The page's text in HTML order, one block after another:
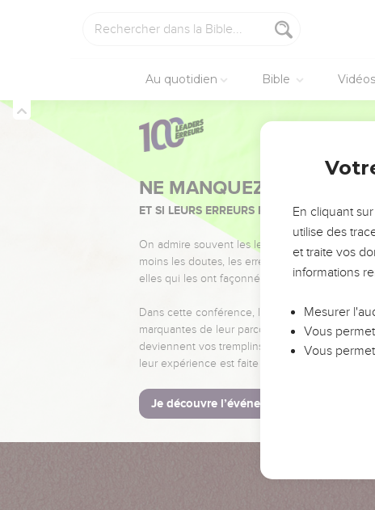
Au quotidien Bible Vidéos
NE MANQUEZ PAS
ET SI LEURS ERREURS POUVAIENT VOUS
On admire souvent les leaders pour leurs
moins les doutes, les erreurs et les saisons
elles qui les ont façonnés.
Dans cette conférence, leaders, entrepreneurs,
marquantes de leur parcours et les clés pour
deviennent vos tremplins. Que vous guidiez
leur expérience est faite pour vous.
Je découvre l’événement
En cliquant
utilise des
et traite vos
informations
Mesurer
Vous
Vous